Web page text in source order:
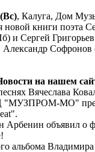
, Калуга, Дом
новой книги поэта
и Сергей
Александр Софронов
на нашем
Вячеслава
МО"
Арбенин объявил о
альбома